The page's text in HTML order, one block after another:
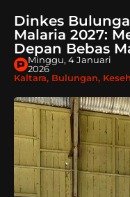
Dinkes
Malaria 2027:
Depan Bebas
Minggu, 4 Januari
2026
Kaltara, Bulungan,